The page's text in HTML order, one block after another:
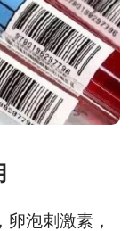
泡刺激素，